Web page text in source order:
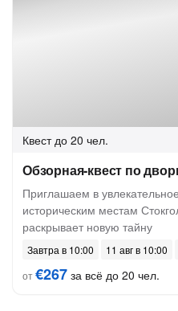
Квест до 20 чел.
Обзорная-квест по
Приглашаем в
историческим местам
раскрывает новую тайну
Завтра в 10:00
11 авг в 10:00
от€267 за всё до 20 чел.